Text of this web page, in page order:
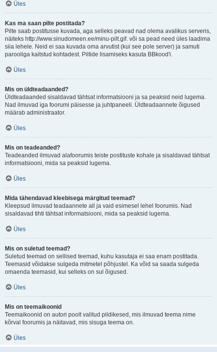
Üles
Kas ma saan pilte postitada?
Pilte saab postitusse kuvada, aga selleks peavad nad olema avalikus serveris,
näiteks http://www.sinudomeen.ee/minu-pilt.gif. või sa pead need üles laadima
siia lehele. Neid ei saa kuvada oma arvutist (kui see pole server) ja samuti
parooliga kaitstud kohtadest. Piltide lisamiseks kasuta BBkood'i.
Üles
Mis on üldteadaanded?
Üldteadaanded sisaldavad tähtsat informatsiooni ja sa peaksid neid lugema.
Nad ilmuvad iga foorumi päisesse ja juhtpaneeli. Üldteadaannete õigused
määrab administraator.
Üles
Mis on teadeanded?
Teadeanded ilmuvad alafoorumis teiste postituste kohale ja sisaldavad tähtsat
informatsiooni, mida sa peaksid lugema.
Üles
Mida tähendavad kleebisega märgitud teemad?
Kleepsud ilmuvad teadaannete all ja vaid esimesel lehel foorumis. Nad
sisaldavad tihti tähtsat informatsiooni, mida sa peaksid lugema.
Üles
Mis on suletud teemad?
Suletud teemad on sellised teemad, kuhu kasutaja ei saa enam postitada.
Teemasid võidakse sulgeda mitmetel põhjustel. Ka võid sa saada sulgeda
omaenda teemasid, kui selleks on sul õigused.
Üles
Mis on teemaikoonid
Teemaikoonid on autori poolt valitud pildikesed, mis ilmuvad teema nime
kõrval foorumis ja näitavad, mis sisuga teema on.
Üles